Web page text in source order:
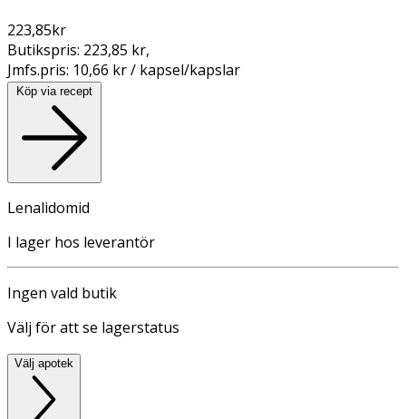
223,85kr
Butikspris: 223,85 kr,
Jmfs.pris: 10,66 kr / kapsel/kapslar
Köp via recept
Lenalidomid
I lager hos leverantör
Ingen vald butik
Välj för att se lagerstatus
Välj apotek